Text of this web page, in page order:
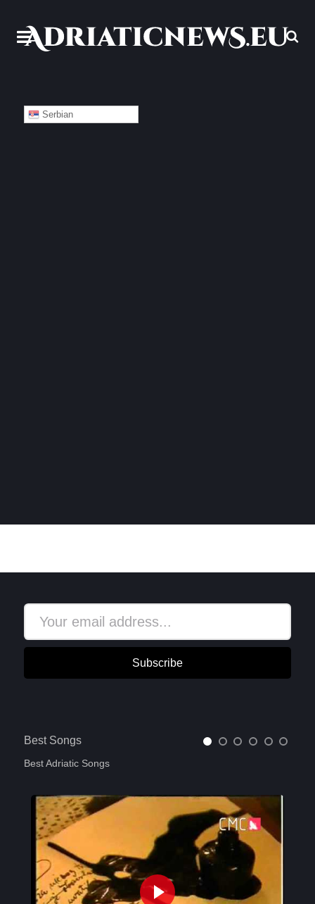
Serbian
Subscribe
Best Songs
Best Adriatic Songs